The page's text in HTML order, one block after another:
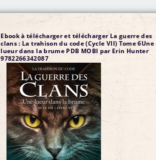
Ebook à télécharger et télécharger La guerre des
clans : La trahison du code (Cycle VII) Tome 6Une
lueur dans la brume PDB MOBI par Erin Hunter
9782266342087